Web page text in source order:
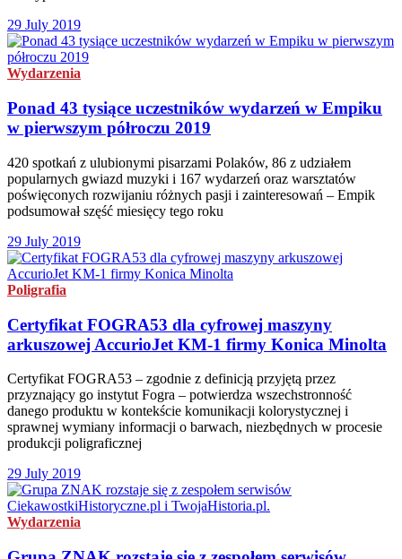
29 July 2019
Wydarzenia
Ponad 43 tysiące uczestników wydarzeń w Empiku
w pierwszym półroczu 2019
420 spotkań z ulubionymi pisarzami Polaków, 86 z udziałem
popularnych gwiazd muzyki i 167 wydarzeń oraz warsztatów
poświęconych rozwijaniu różnych pasji i zainteresowań – Empik
podsumował szęść miesięcy tego roku
29 July 2019
Poligrafia
Certyfikat FOGRA53 dla cyfrowej maszyny
arkuszowej AccurioJet KM-1 firmy Konica Minolta
Certyfikat FOGRA53 – zgodnie z definicją przyjętą przez
przyznający go instytut Fogra – potwierdza wszechstronność
danego produktu w kontekście komunikacji kolorystycznej i
sprawnej wymiany informacji o barwach, niezbędnych w procesie
produkcji poligraficznej
29 July 2019
Wydarzenia